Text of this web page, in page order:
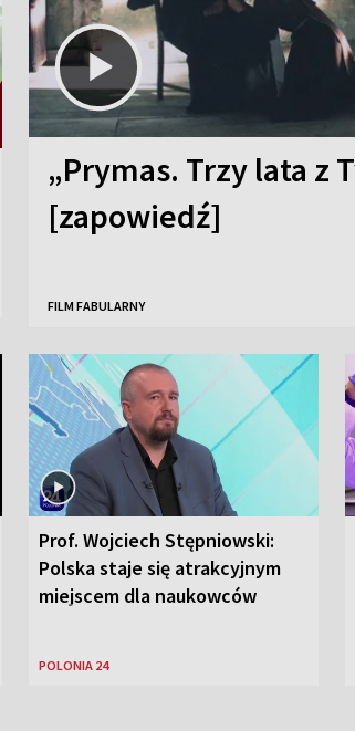
„Prymas. Trzy lata z
[zapowiedź]
FILM FABULARNY
Prof. Wojciech Stępniowski:
Polska staje się atrakcyjnym
miejscem dla naukowców
POLONIA 24